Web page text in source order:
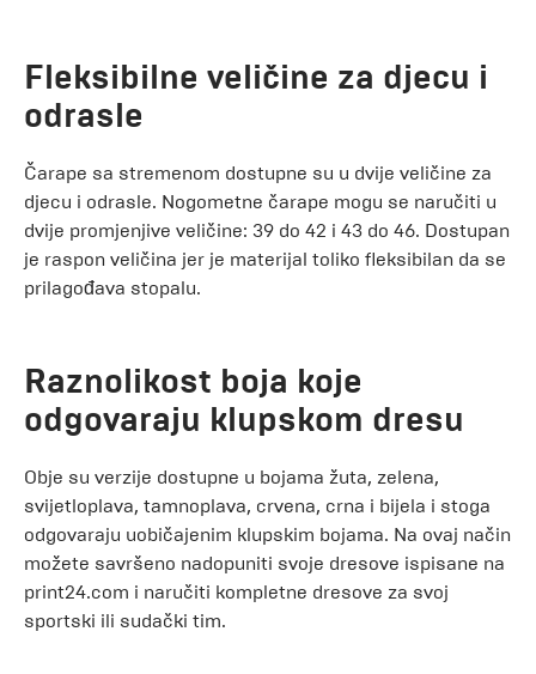
Fleksibilne veličine za djecu i
odrasle
Čarape sa stremenom dostupne su u dvije veličine za
djecu i odrasle. Nogometne čarape mogu se naručiti u
dvije promjenjive veličine: 39 do 42 i 43 do 46. Dostupan
je raspon veličina jer je materijal toliko fleksibilan da se
prilagođava stopalu.
Raznolikost boja koje
odgovaraju klupskom dresu
Obje su verzije dostupne u bojama žuta, zelena,
svijetloplava, tamnoplava, crvena, crna i bijela i stoga
odgovaraju uobičajenim klupskim bojama. Na ovaj način
možete savršeno nadopuniti svoje dresove ispisane na
print24.com i naručiti kompletne dresove za svoj
sportski ili sudački tim.